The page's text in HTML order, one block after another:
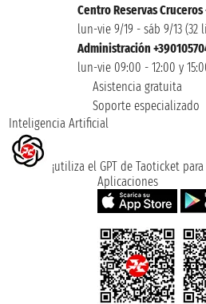
Centro Reservas Cruceros
lun-vie 9/19 - sáb 9/13 (32
Administración
lun-vie 09:00 - 12:00 y
Asistencia gratuita
Soporte especializado
Inteligencia Artificial
¡utiliza el GPT de Taoticket
Aplicaciones